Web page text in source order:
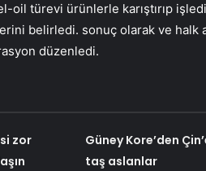
oil türevi ürünlerle karıştırıp
belirledi. sonuç olarak ve halk
düzenledi.
zor
Güney Kore’den
taş aslanlar